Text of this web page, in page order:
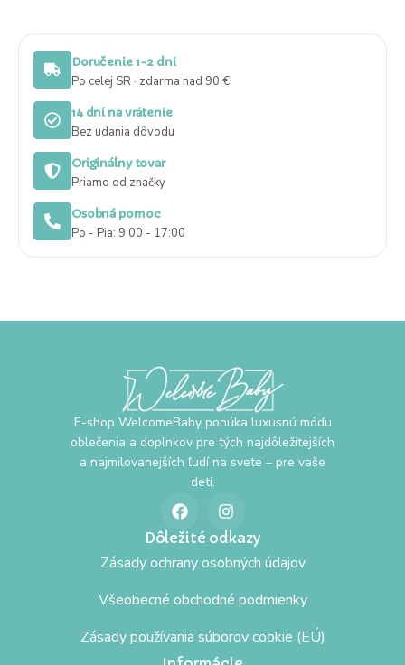
Doručenie 1-2 dni
Po celej SR · zdarma nad 90 €
14 dní na vrátenie
Bez udania dôvodu
Originálny tovar
Priamo od značky
Osobná pomoc
Po - Pia: 9:00 - 17:00
E-shop WelcomeBaby ponúka luxusnú módu
oblečenia a doplnkov pre tých najdôležitejších
a najmilovanejších ľudí na svete – pre vaše
deti.
Dôležité odkazy
Zásady ochrany osobných údajov
Všeobecné obchodné podmienky
Zásady používania súborov cookie (EÚ)